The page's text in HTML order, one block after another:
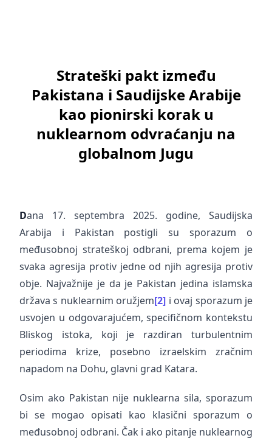
Strateški pakt između
Pakistana i Saudijske Arabije
kao pionirski korak u
nuklearnom odvraćanju na
globalnom Jugu
Dana 17. septembra 2025. godine, Saudijska
Arabija i Pakistan postigli su sporazum o
međusobnoj strateškoj odbrani, prema kojem je
svaka agresija protiv jedne od njih agresija protiv
obje. Najvažnije je da je Pakistan jedina islamska
država s nuklearnim oružjem[2] i ovaj sporazum je
usvojen u odgovarajućem, specifičnom kontekstu
Bliskog istoka, koji je razdiran turbulentnim
periodima krize, posebno izraelskim zračnim
napadom na Dohu, glavni grad Katara.
Osim ako Pakistan nije nuklearna sila, sporazum
bi se mogao opisati kao klasični sporazum o
međusobnoj odbrani. Čak i ako pitanje nuklearnog